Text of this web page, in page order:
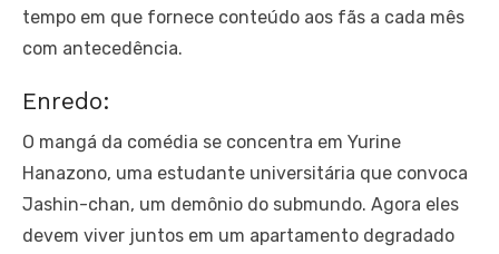
tempo em que fornece conteúdo aos fãs a cada mês
com antecedência.
Enredo:
O mangá da comédia se concentra em Yurine
Hanazono, uma estudante universitária que convoca
Jashin-chan, um demônio do submundo. Agora eles
devem viver juntos em um apartamento degradado